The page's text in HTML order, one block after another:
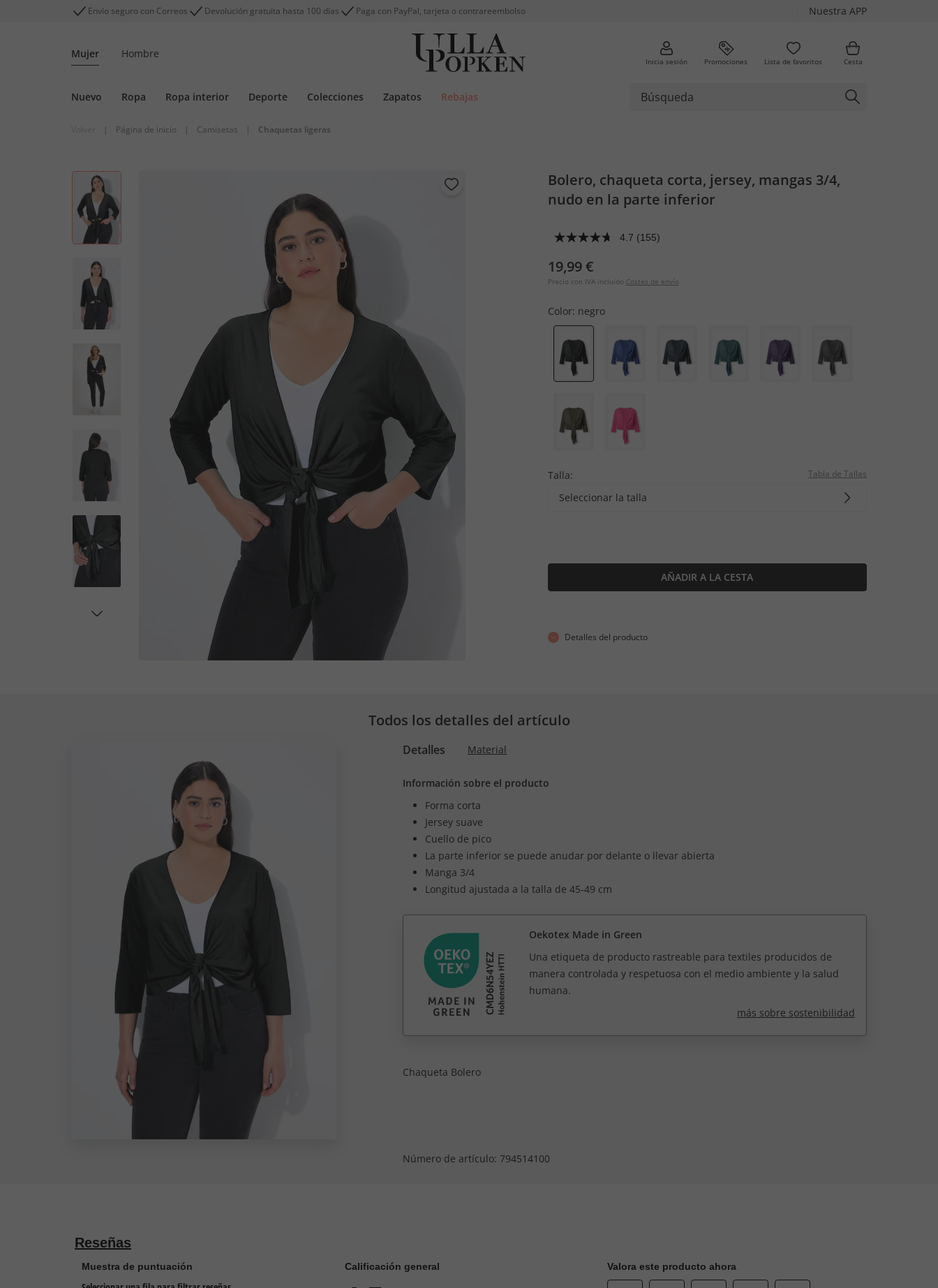
Envío seguro con Correos Devolución gratuita hasta 100 días Paga con PayPal, tarjeta o contrareembolso Nuestra APP
Mujer Hombre
Inicia sesión Promociones Lista de favoritos Cesta
Nuevo Ropa Ropa interior Deporte Colecciones Zapatos Rebajas
| Página de inicio | Camisetas | Chaquetas ligeras
Bolero, chaqueta corta, jersey, mangas 3/4,
nudo en la parte inferior
4.7 (155)
19,99 €
Precio con IVA incluido Costes de envío
Color: negro
Talla: Tabla de Tallas
Seleccionar la talla
AÑADIR A LA CESTA
Detalles del producto
Todos los detalles del artículo
Detalles Material
Información sobre el producto
Forma corta
Jersey suave
Cuello de pico
La parte inferior se puede anudar por delante o llevar abierta
Manga 3/4
Longitud ajustada a la talla de 45-49 cm
Oekotex Made in Green
Una etiqueta de producto rastreable para textiles producidos de
manera controlada y respetuosa con el medio ambiente y la salud
humana.
más sobre sostenibilidad
Chaqueta Bolero
Número de artículo: 794514100